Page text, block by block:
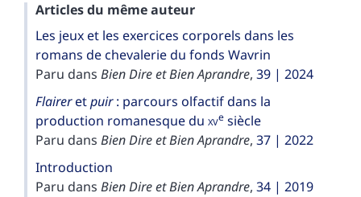
Articles du même auteur
Les jeux et les exercices corporels dans les
romans de chevalerie du fonds Wavrin
Paru dans Bien Dire et Bien Aprandre, 39 | 2024
Flaireretpuir: parcours olfactif dans la
production romanesque du xve siècle
Paru dans Bien Dire et Bien Aprandre, 37 | 2022
Introduction
Paru dans Bien Dire et Bien Aprandre, 34 | 2019